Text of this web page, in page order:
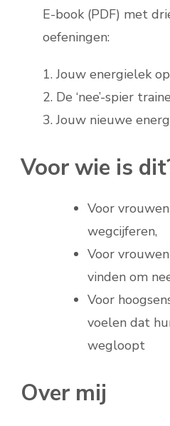
E-book (PDF) met
oefeningen:
1. Jouw energielek
2. De ‘nee’-spier
3. Jouw nieuwe
Voor wie is
Voor
wegcijferen,
Voor
vinden om
Voor
voelen dat
wegloopt
Over mij